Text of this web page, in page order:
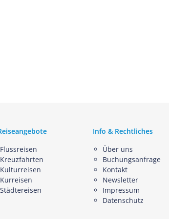
Flussreisen
Kreuzfahrten
Kulturreisen
Kurreisen
Städtereisen
Info & Rechtliches
Über uns
Buchungsanfrage
Kontakt
Newsletter
Impressum
Datenschutz